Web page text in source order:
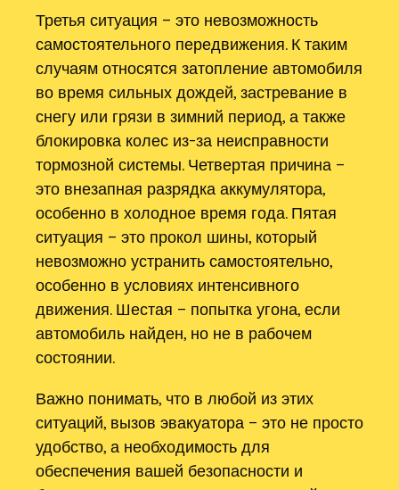
Третья ситуация – это невозможность
самостоятельного передвижения. К таким
случаям относятся затопление автомобиля
во время сильных дождей, застревание в
снегу или грязи в зимний период, а также
блокировка колес из-за неисправности
тормозной системы. Четвертая причина –
это внезапная разрядка аккумулятора,
особенно в холодное время года. Пятая
ситуация – это прокол шины, который
невозможно устранить самостоятельно,
особенно в условиях интенсивного
движения. Шестая – попытка угона, если
автомобиль найден, но не в рабочем
состоянии.
Важно понимать, что в любой из этих
ситуаций, вызов эвакуатора – это не просто
удобство, а необходимость для
обеспечения вашей безопасности и